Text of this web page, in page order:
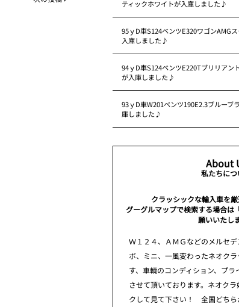
ティックホワイトが入庫しました♪
95ｙD車S124ベンツE320ワゴンAMG
入庫しました♪
94ｙD車S124ベンツE220Tブリリアン
が入庫しました♪
93ｙD車W201ベンツ190E2.3ブルーブ
庫しました♪
About
私たちにつ
クラッシックな輸入車を厳
グーグルマップで検索する場合は
願いいたし
Ｗ１２４、ＡＭＧなどのメルセ
ボ、ミニ、一風変わったネオク
す、車輌のコンディション、プ
させて頂いております。ネオク
クして見て下さい！ 全国どちら